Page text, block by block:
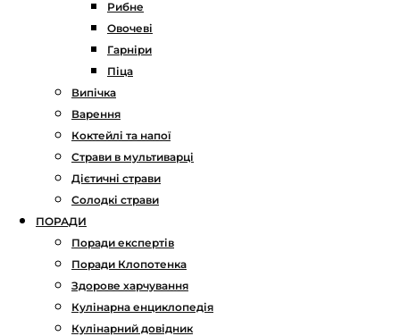
Рибне
Овочеві
Гарніри
Піца
Випічка
Варення
Коктейлі та напої
Страви в мультиварці
Дієтичні страви
Солодкі страви
ПОРАДИ
Поради експертів
Поради Клопотенка
Здорове харчування
Кулінарна енциклопедія
Кулінарний довідник